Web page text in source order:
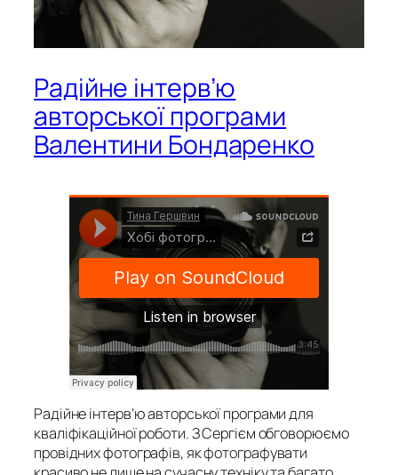
Радійне інтерв’ю
авторської програми
Валентини Бондаренко
Радійне інтерв’ю авторської програми для
кваліфікаційної роботи. З Сергієм обговорюємо
провідних фотографів, як фотографувати